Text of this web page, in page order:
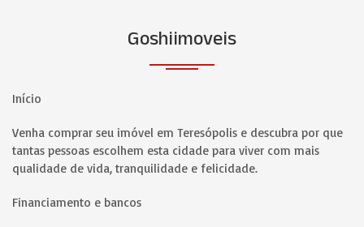
Goshiimoveis
Início
Venha comprar seu imóvel em Teresópolis e descubra por que
tantas pessoas escolhem esta cidade para viver com mais
qualidade de vida, tranquilidade e felicidade.
Financiamento e bancos